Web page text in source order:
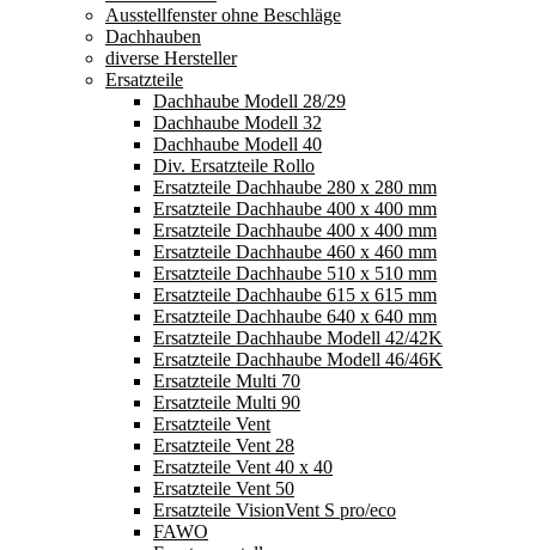
Ausstellfenster ohne Beschläge
Dachhauben
diverse Hersteller
Ersatzteile
Dachhaube Modell 28/29
Dachhaube Modell 32
Dachhaube Modell 40
Div. Ersatzteile Rollo
Ersatzteile Dachhaube 280 x 280 mm
Ersatzteile Dachhaube 400 x 400 mm
Ersatzteile Dachhaube 400 x 400 mm
Ersatzteile Dachhaube 460 x 460 mm
Ersatzteile Dachhaube 510 x 510 mm
Ersatzteile Dachhaube 615 x 615 mm
Ersatzteile Dachhaube 640 x 640 mm
Ersatzteile Dachhaube Modell 42/42K
Ersatzteile Dachhaube Modell 46/46K
Ersatzteile Multi 70
Ersatzteile Multi 90
Ersatzteile Vent
Ersatzteile Vent 28
Ersatzteile Vent 40 x 40
Ersatzteile Vent 50
Ersatzteile VisionVent S pro/eco
FAWO